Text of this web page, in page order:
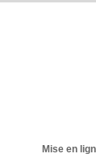
Mise en